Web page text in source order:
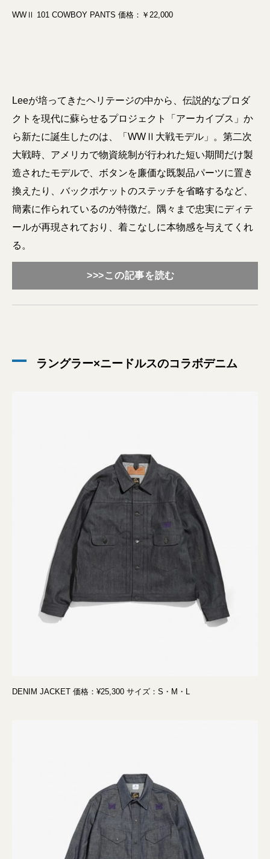
WWⅡ 101 COWBOY PANTS 価格：￥22,000
Leeが培ってきたヘリテージの中から、伝説的なプロダ
クトを現代に蘇らせるプロジェクト「アーカイブス」か
ら新たに誕生したのは、「WWⅡ大戦モデル」。第二次
大戦時、アメリカで物資統制が行われた短い期間だけ製
造されたモデルで、ボタンを廉価な既製品パーツに置き
換えたり、バックポケットのステッチを省略するなど、
簡素に作られているのが特徴だ。隅々まで忠実にディテ
ールが再現されており、着こなしに本物感を与えてくれ
る。
>>>この記事を読む
ラングラー×ニードルスのコラボデニム
DENIM JACKET 価格：¥25,300 サイズ：S・M・L